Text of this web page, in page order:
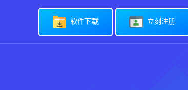
软件下载 立刻注册